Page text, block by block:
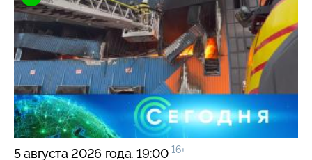
5 августа 2026 года. 19:00 16+